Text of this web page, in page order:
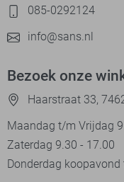
085-0292124
info@sans.nl
Bezoek onze
Haarstraat 33,
Maandag t/m Vrijdag
Zaterdag 9.30 - 17.00
Donderdag koopavond